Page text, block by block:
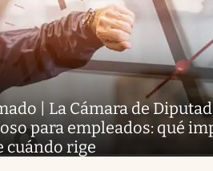
| La Cámara de
para empleados: qué
cuándo rige